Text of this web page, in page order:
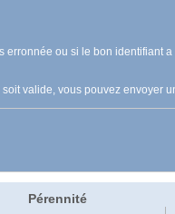
ou si le bon identifiant
valide, vous pouvez envoyer
Pérennité